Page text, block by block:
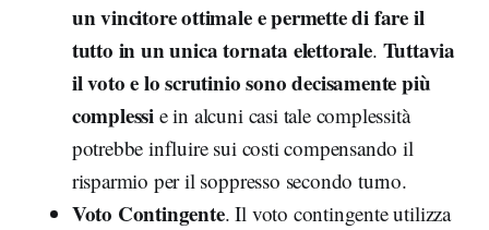
un vincitore ottimale e permette di fare il
tutto in un unica tornata elettorale. Tuttavia
il voto e lo scrutinio sono decisamente più
complessi e in alcuni casi tale complessità
potrebbe influire sui costi compensando il
risparmio per il soppresso secondo turno.
Voto Contingente. Il voto contingente utilizza